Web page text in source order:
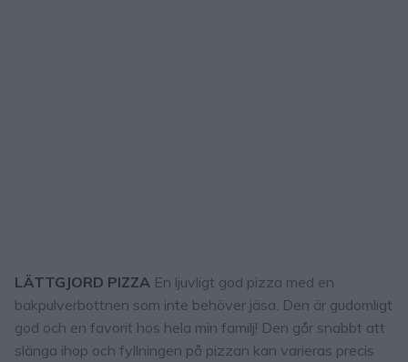
LÄTTGJORD PIZZA En ljuvligt god pizza med en
bakpulverbottnen som inte behöver jäsa. Den är gudomligt
god och en favorit hos hela min familj! Den går snabbt att
slänga ihop och fyllningen på pizzan kan varieras precis